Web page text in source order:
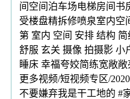
间空间泊车场电梯房间书
受楼盘精拆修喷泉室内空
第 室内 空间 安排 结构
舒服 玄关 摄像 拍摄影 小
睡床 幸福夸姣简练宽敞
更多视频/短视频专区/
不要嫌弃我是干工地的 #